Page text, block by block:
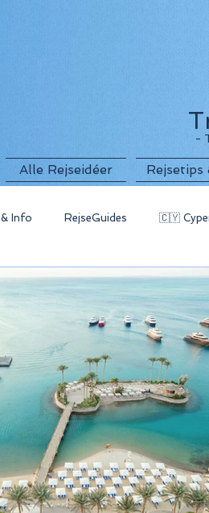
-
Alle Rejseidéer Rejsetips
Info RejseGuides 🇨🇾
🇫🇷 Frankrig 🇧🇬 Bulgarien
🇮🇩 Indonesien 🇪🇬